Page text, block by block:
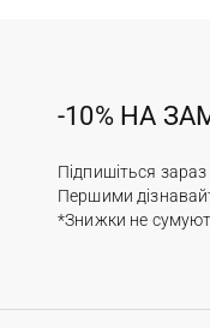
-10% НА
Підпишіться
Першими
*Знижки не